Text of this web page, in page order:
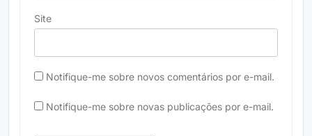
Site
Notifique-me sobre novos comentários por e-mail.
Notifique-me sobre novas publicações por e-mail.